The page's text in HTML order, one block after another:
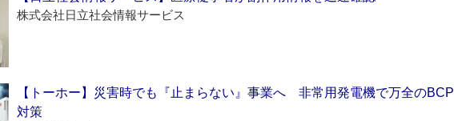
株式会社日立社会情報サービス
【トーホー】災害時でも『止まらない』事業へ 非常用発電機で万全のBCP
対策